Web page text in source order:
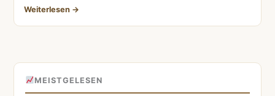
Weiterlesen →
MEISTGELESEN